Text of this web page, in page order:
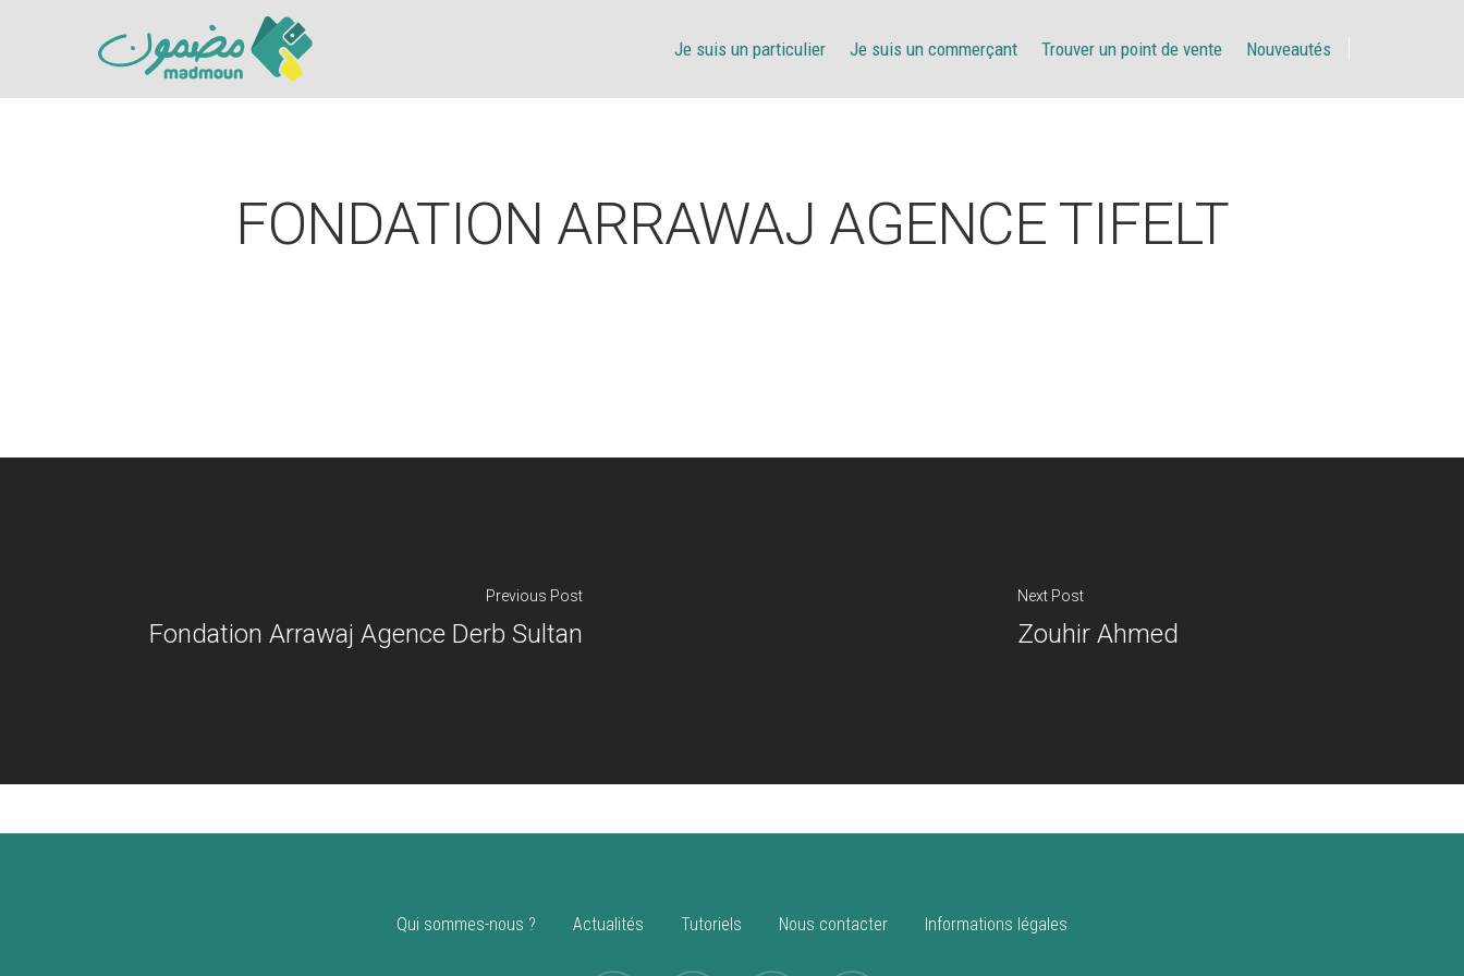
Hit enter to search or ESC to close
Je suis un particulier Je suis un commerçant Trouver un point de vente Nouveautés
FONDATION ARRAWAJ AGENCE TIFELT
Previous Post
Fondation Arrawaj Agence Derb Sultan
Next Post
Zouhir Ahmed
Qui sommes-nous ? Actualités Tutoriels Nous contacter Informations légales